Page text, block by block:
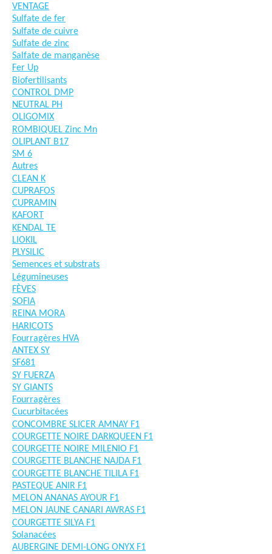
VENTAGE
Sulfate de fer
Sulfate de cuivre
Sulfate de zinc
Salfate de manganèse
Fer Up
Biofertilisants
CONTROL DMP
NEUTRAL PH
OLIGOMIX
ROMBIQUEL Zinc Mn
OLIPLANT B17
SM 6
Autres
CLEAN K
CUPRAFOS
CUPRAMIN
KAFORT
KENDAL TE
LIOKIL
PLYSILIC
Semences et substrats
Légumineuses
FÈVES
SOFIA
REINA MORA
HARICOTS
Fourragères HVA
ANTEX SY
SF681
SY FUERZA
SY GIANTS
Fourragères
Cucurbitacées
CONCOMBRE SLICER AMNAY F1
COURGETTE NOIRE DARKQUEEN F1
COURGETTE NOIRE MILENIO F1
COURGETTE BLANCHE NAJDA F1
COURGETTE BLANCHE TILILA F1
PASTEQUE ANIR F1
MELON ANANAS AYOUR F1
MELON JAUNE CANARI AWRAS F1
COURGETTE SILYA F1
Solanacées
AUBERGINE DEMI-LONG ONYX F1